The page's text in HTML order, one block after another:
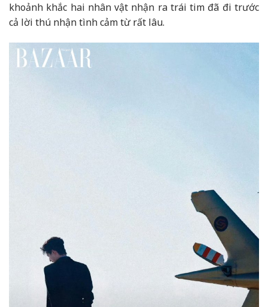
khoảnh khắc hai nhân vật nhận ra trái tim đã đi trước
cả lời thú nhận tình cảm từ rất lâu.